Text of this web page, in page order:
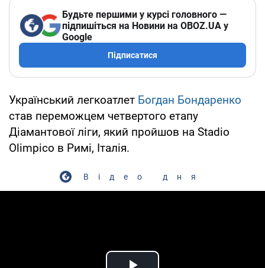
Будьте першими у курсі головного —
підпишіться на Новини на OBOZ.UA у
Google
Підписатися
Український легкоатлет Богдан Бондаренко
став переможцем четвертого етапу
Діамантової ліги, який пройшов на Stadio
Olimpico в Римі, Італія.
Відео дня